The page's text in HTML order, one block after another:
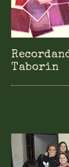
Taborin